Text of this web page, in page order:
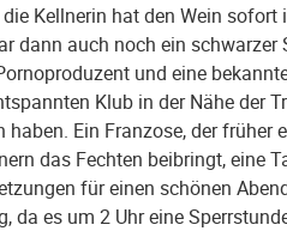
Kellnerin hat den Wein
dann auch noch ein
und eine
Klub in der Nähe der
haben. Ein Franzose, der früher
das Fechten beibringt, eine
für einen schönen
da es um 2 Uhr eine